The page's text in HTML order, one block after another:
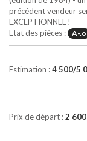
précédent vendeur
EXCEPTIONNEL !
Etat des pièces :
A-.o
Estimation :4 500/5
Prix de départ :2